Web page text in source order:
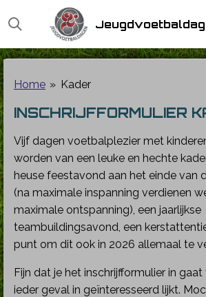
Ga
direct
naar
hoofdinhoud
Home » Kader
INSCHRIJFFORMULIER
Vijf dagen voetbalplezier met
worden van een leuke en hechte
heuse feestavond aan het einde van
(na maximale inspanning verdienen
maximale ontspanning), een jaarlijkse
teambuildingsavond, een
punt om dit ook in 2026 allemaal te
Fijn dat je het inschrijfformulier in
ieder geval in geïnteresseerd lijkt.